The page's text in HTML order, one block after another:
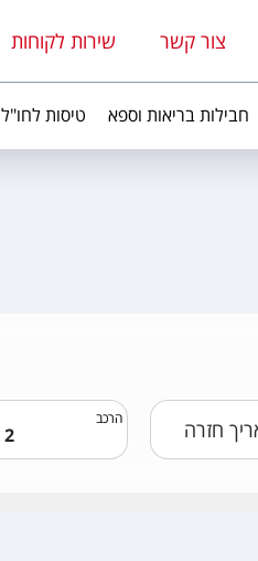
צור קשר שירות לקוחות
חבילות בריאות וספא טיסות לחו"ל
הרכב